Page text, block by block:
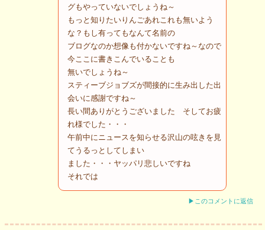
グもやっていないでしょうね～
もっと知りたいりんごあれこれも無いよう
な？もし有ってもなんて名前の
ブログなのか想像も付かないですね～なので
今ここに書きこんでいることも
無いでしょうね～
スティーブジョブズが間接的に生み出した出
会いに感謝ですね～
長い間ありがとうございました そしてお疲
れ様でした・・・
午前中にニュースを知らせる沢山の呟きを見
てうるっとしてしまい
ました・・・ヤッパリ悲しいですね
それでは
▶このコメントに返信